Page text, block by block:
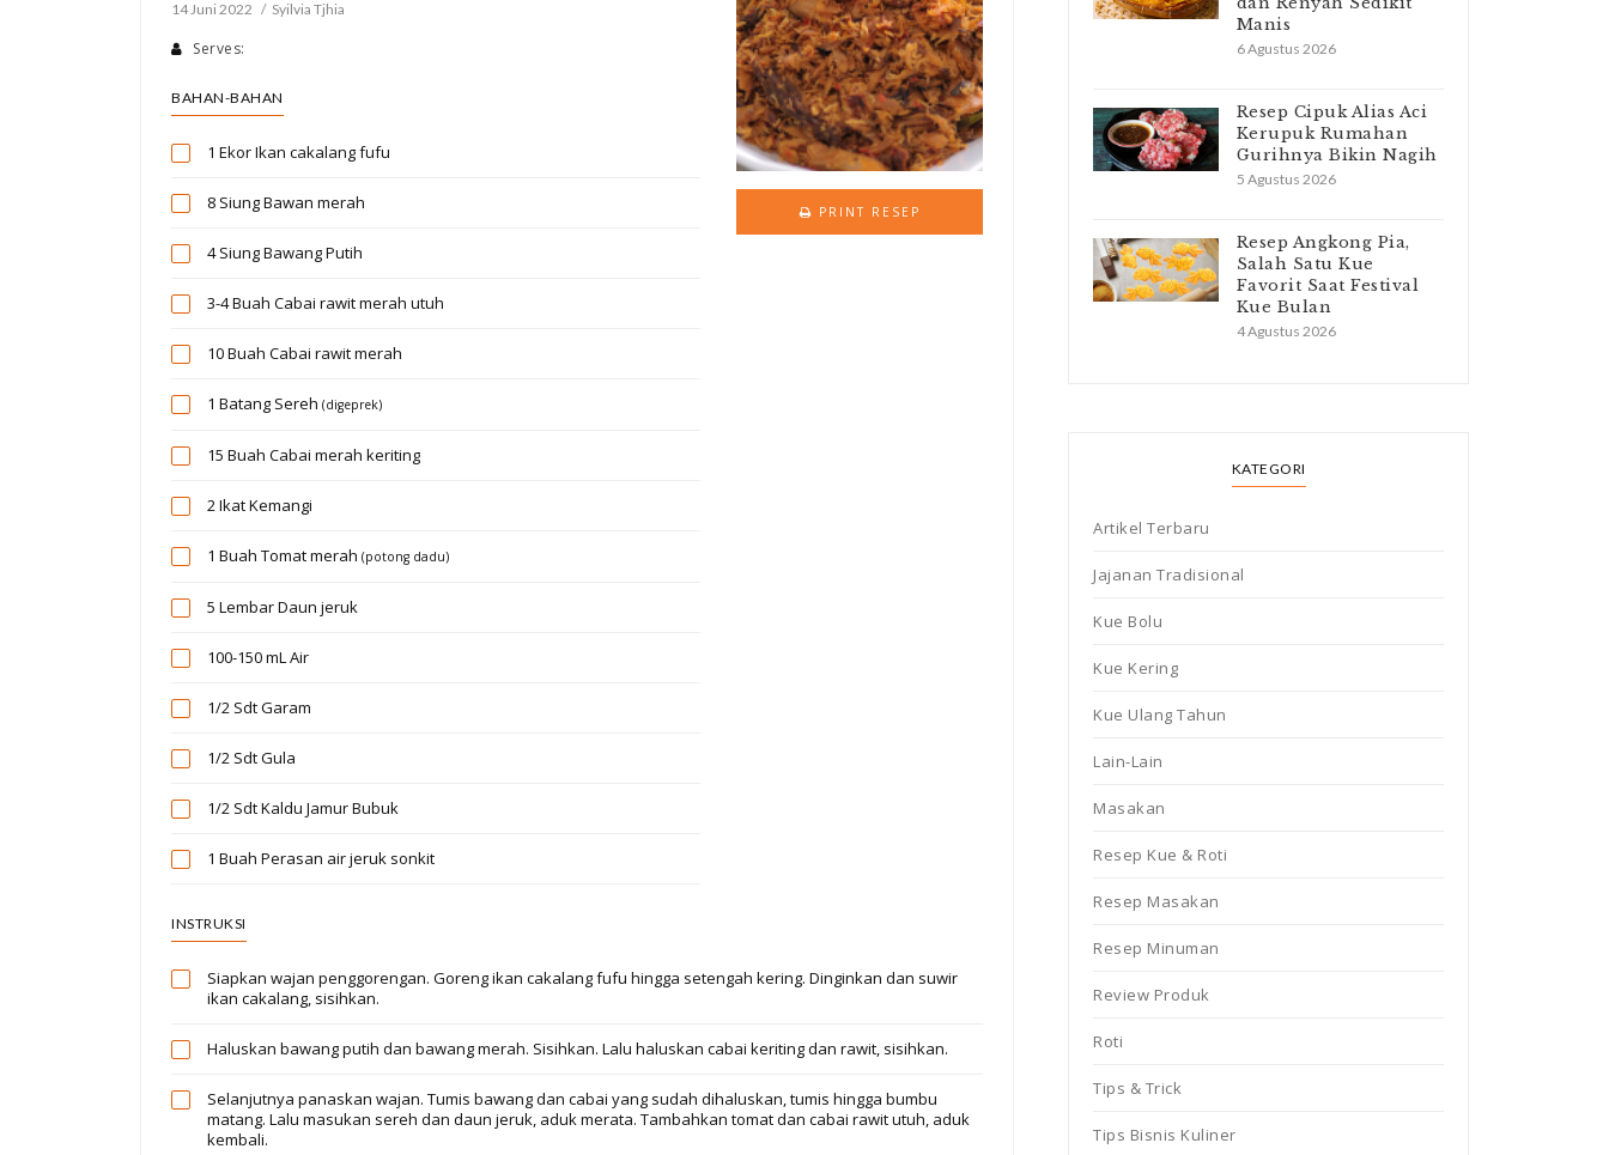
PRINT RESEP
14 Juni 2022 Syilvia Tjhia
Serves:
BAHAN-BAHAN
1 EkorIkan cakalang fufu
8 SiungBawan merah
4 SiungBawang Putih
3-4 Buah Cabai rawit merah utuh
10 Buah Cabai rawit merah
1 Batang Sereh (digeprek)
15 Buah Cabai merah keriting
2 IkatKemangi
1 Buah Tomat merah (potong dadu)
5 LembarDaun jeruk
100-150 mLAir
1/2 SdtGaram
1/2 SdtGula
1/2 SdtKaldu Jamur Bubuk
1 Buah Perasan air jeruk sonkit
INSTRUKSI
Siapkan wajan penggorengan. Goreng ikan cakalang fufu hingga setengah kering. Dinginkan dan suwir
ikan cakalang, sisihkan.
Haluskan bawang putih dan bawang merah. Sisihkan. Lalu haluskan cabai keriting dan rawit, sisihkan.
Selanjutnya panaskan wajan. Tumis bawang dan cabai yang sudah dihaluskan, tumis hingga bumbu
matang. Lalu masukan sereh dan daun jeruk, aduk merata. Tambahkan tomat dan cabai rawit utuh, aduk
kembali.
Manis
6 Agustus 2026
Resep Cipuk Alias Aci
Kerupuk Rumahan
Gurihnya Bikin Nagih
5 Agustus 2026
Resep Angkong Pia,
Salah Satu Kue
Favorit Saat Festival
Kue Bulan
4 Agustus 2026
KATEGORI
Artikel Terbaru
Jajanan Tradisional
Kue Bolu
Kue Kering
Kue Ulang Tahun
Lain-Lain
Masakan
Resep Kue & Roti
Resep Masakan
Resep Minuman
Review Produk
Roti
Tips & Trick
Tips Bisnis Kuliner